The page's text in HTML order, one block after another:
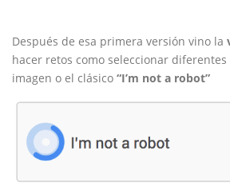
Después de esa primera versión vino la
hacer retos como seleccionar
imagen o el clásico “I’m not a robot”